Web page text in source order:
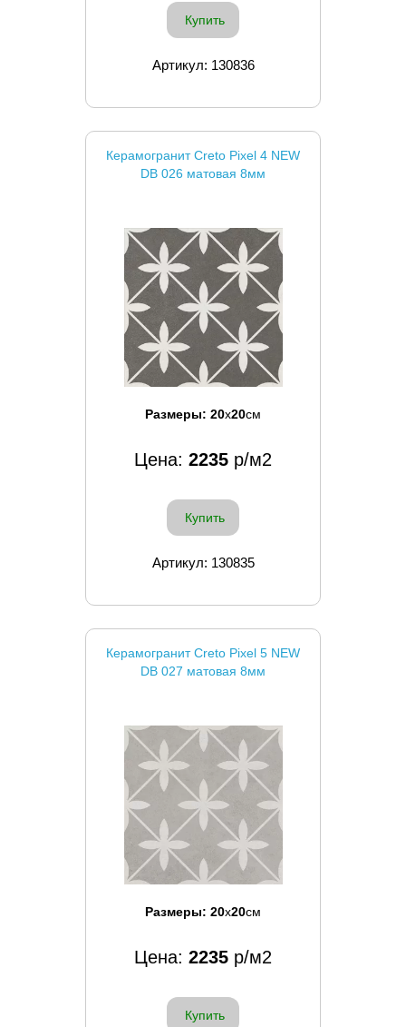
Купить
Артикул: 130836
Керамогранит Creto Pixel 4 NEW
DB 026 матовая 8мм
Размеры: 20x20см
Цена: 2235 р/м2
Купить
Артикул: 130835
Керамогранит Creto Pixel 5 NEW
DB 027 матовая 8мм
Размеры: 20x20см
Цена: 2235 р/м2
Купить